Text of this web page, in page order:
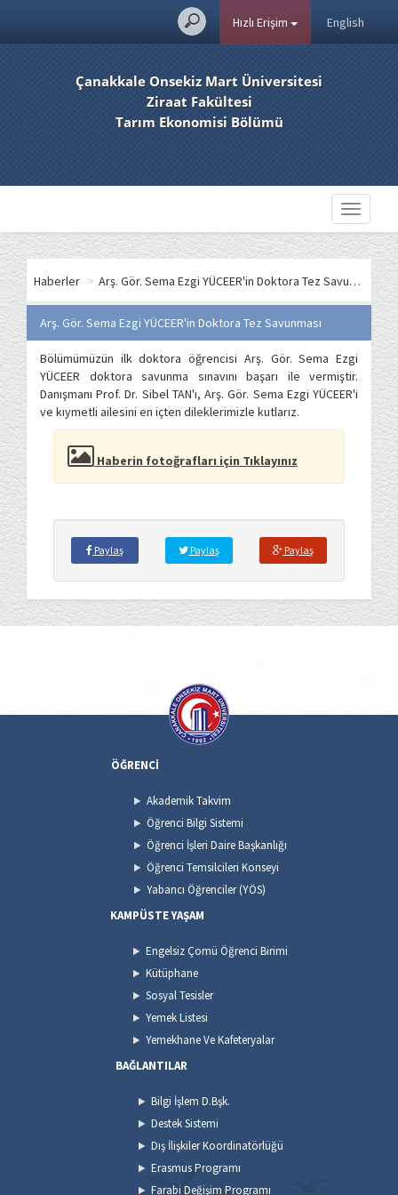
English
Hızlı Erişim
Çanakkale Onsekiz Mart Üniversitesi
Ziraat Fakültesi
Tarım Ekonomisi Bölümü
Toggle
Haberler > Arş. Gör. Sema Ezgi YÜCEER'in Doktora Tez Savunması
Arş. Gör. Sema Ezgi YÜCEER'in Doktora Tez Savunması
Bölümümüzün ilk doktora öğrencisi Arş. Gör. Sema Ezgi
YÜCEER doktora savunma sınavını başarı ile vermiştir.
Danışmanı Prof. Dr. Sibel TAN'ı, Arş. Gör. Sema Ezgi YÜCEER'i
ve kıymetli ailesini en içten dileklerimizle kutlarız.
Haberin fotoğrafları için Tıklayınız
Paylaş Paylaş Paylaş
ÖĞRENCİ
Akademik Takvim
Öğrenci Bilgi Sistemi
Öğrenci İşleri Daire Başkanlığı
Öğrenci Temsilcileri Konseyi
Yabancı Öğrenciler (YÖS)
KAMPÜSTE YAŞAM
Engelsiz Çomü Öğrenci Birimi
Kütüphane
Sosyal Tesisler
Yemek Listesi
Yemekhane Ve Kafeteryalar
BAĞLANTILAR
Bilgi İşlem D.Bşk.
Destek Sistemi
Dış İlişkiler Koordinatörlüğü
Erasmus Programı
Farabi Değişim Programı